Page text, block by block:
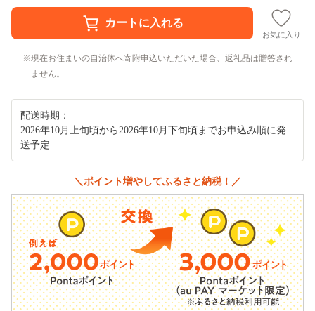
お気に入り
現在お住まいの自治体へ寄附申込いただいた場合、返礼品は贈答され
ません。
配送時期：
2026年10月上旬頃から2026年10月下旬頃までお申込み順に発
送予定
＼ポイント増やしてふるさと納税！／